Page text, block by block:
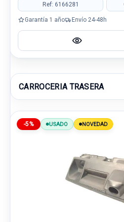
Ref: 6166281
Garantía 1 año Envío 24-48h
CARROCERIA TRASERA
-5% USADO NOVEDAD